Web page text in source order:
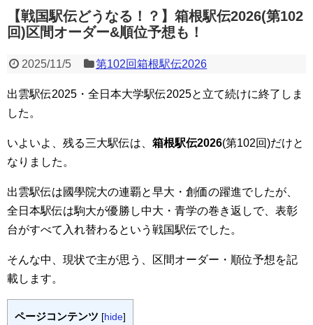
【戦国駅伝どうなる！？】箱根駅伝2026(第102
回)区間オーダー&順位予想も！
2025/11/5 第102回箱根駅伝2026
出雲駅伝2025・全日本大学駅伝2025と立て続けに終了しま
した。
いよいよ、残る三大駅伝は、 箱根駅伝2026(第102回)だけと
なりました。
出雲駅伝は國學院大の連覇と早大・創価の躍進でしたが、
全日本駅伝は駒大が優勝し中大・青学の巻き返しで、表彰
台がすべて入れ替わるという戦国駅伝でした。
そんな中、現状で主が思う、区間オーダー・順位予想を記
載します。
ページコンテンツ [hide]